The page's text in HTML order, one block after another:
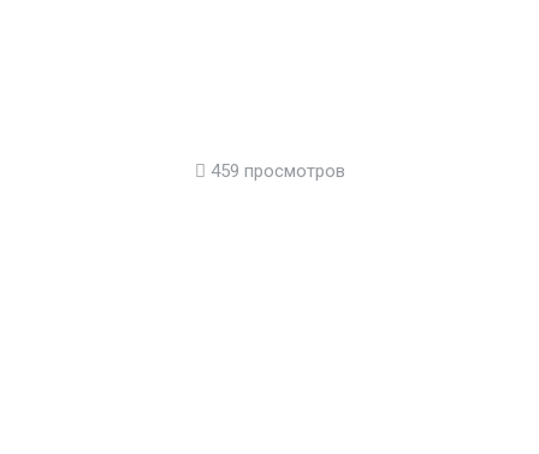
459 просмотров